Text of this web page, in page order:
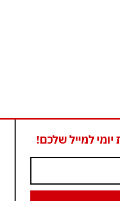
למייל שלכם!